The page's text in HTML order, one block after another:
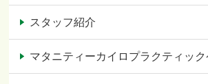
スタッフ紹介
マタニティーカイロプラクティック